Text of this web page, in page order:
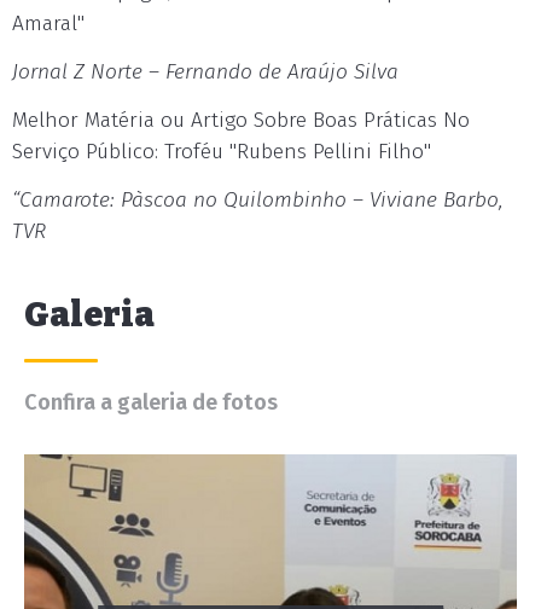
Amaral"
Jornal Z Norte – Fernando de Araújo Silva
Melhor Matéria ou Artigo Sobre Boas Práticas No
Serviço Público: Troféu "Rubens Pellini Filho"
“Camarote: Pàscoa no Quilombinho – Viviane Barbo,
TVR
Galeria
Confira a galeria de fotos